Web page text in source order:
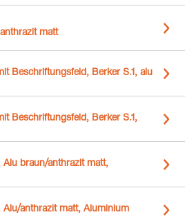
matt
Beschriftungsfeld, Berker S.1, alu
Beschriftungsfeld, Berker S.1,
braun/anthrazit matt,
anthrazit matt, Aluminium